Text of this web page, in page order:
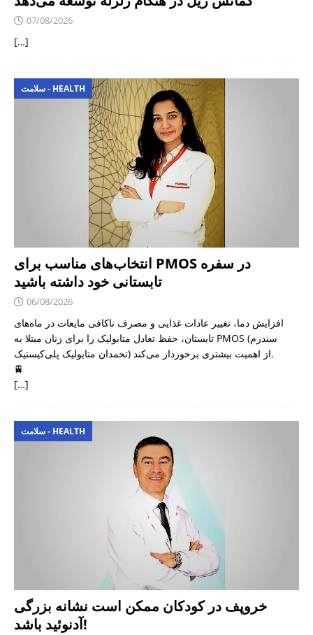
07/08/2026
[…]
سلامت - HEALTH
انتخاب‌های مناسب برای PMOS در سفره
تابستانی خود داشته باشید
06/08/2026
افزایش دما، تغییر عادات غذایی و مصرف ناکافی مایعات در ماه‌های
تابستان، حفظ تعادل متابولیک را برای زنان مبتلا به PMOS (سندرم
تخمدان متابولیک پلی‌کیستیک) از اهمیت بیشتری برخوردار می‌کند.
🚆
[…]
سلامت - HEALTH
خروپف در کودکان ممکن است نشانه بزرگی
آدنوئید باشد!